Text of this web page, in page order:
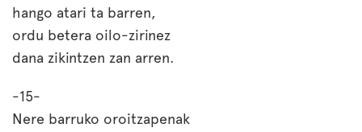
hango atari ta barren,
ordu betera oilo-zirinez
dana zikintzen zan arren.
-15-
Nere barruko oroitzapenak